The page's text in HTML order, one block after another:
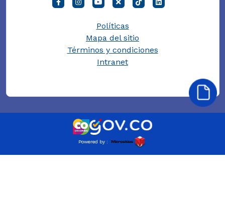
Políticas
Mapa del sitio
Términos y condiciones
Intranet
Powered by :